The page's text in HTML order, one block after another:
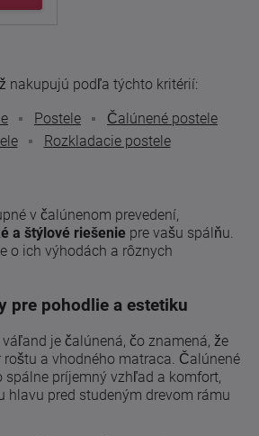
nakupujú podľa týchto kritérií:
Postele
Čalúnené postele
Rozkladacie postele
v čalúnenom prevedení,
a štýlové riešenie pre vašu spálňu.
o ich výhodách a rôznych
pre pohodlie a estetiku
je čalúnená, čo znamená, že
a vhodného matraca. Čalúnené
spálne príjemný vzhľad a komfort,
hlavu pred studeným drevom rámu